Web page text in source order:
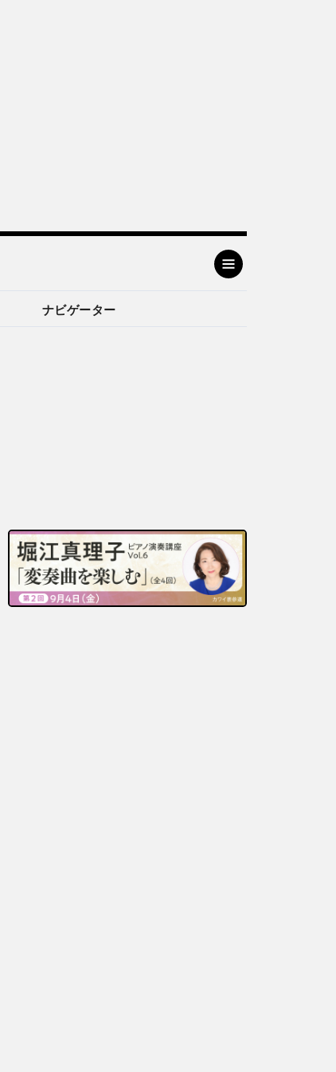
ナビゲーター